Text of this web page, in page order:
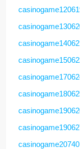
casinogame20740